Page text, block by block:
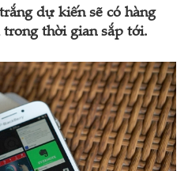
dự kiến sẽ có hàng
thời gian sắp tới.